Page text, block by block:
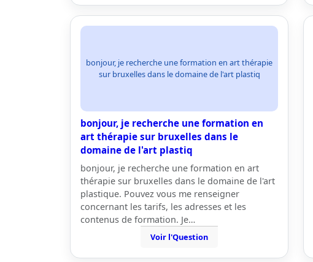
bonjour, je recherche une formation en art thérapie
sur bruxelles dans le domaine de l'art plastiq
bonjour, je recherche une formation en
art thérapie sur bruxelles dans le
domaine de l'art plastiq
bonjour, je recherche une formation en art
thérapie sur bruxelles dans le domaine de l'art
plastique. Pouvez vous me renseigner
concernant les tarifs, les adresses et les
contenus de formation. Je…
Voir l'Question